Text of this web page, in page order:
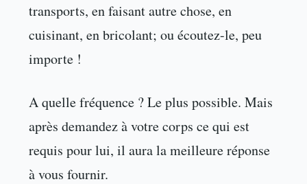
transports, en faisant autre chose, en
cuisinant, en bricolant; ou écoutez-le, peu
importe !
A quelle fréquence ? Le plus possible. Mais
après demandez à votre corps ce qui est
requis pour lui, il aura la meilleure réponse
à vous fournir.